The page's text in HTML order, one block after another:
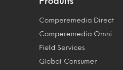
Comperemedia Direct
Comperemedia Omni
Field Services
Global Consumer